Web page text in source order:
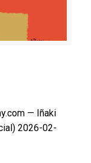
— Iñaki
2026-02-